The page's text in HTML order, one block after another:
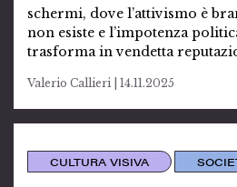
schermi, dove l’attivismo è
non esiste e l’impotenza politica collettiva si
trasforma in vendetta
Valerio Callieri | 14.11.2025
CULTURA VISIVA